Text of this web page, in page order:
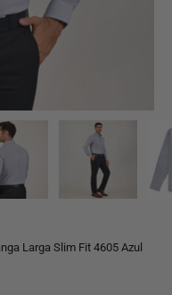
Larga Slim Fit 4605 Azul